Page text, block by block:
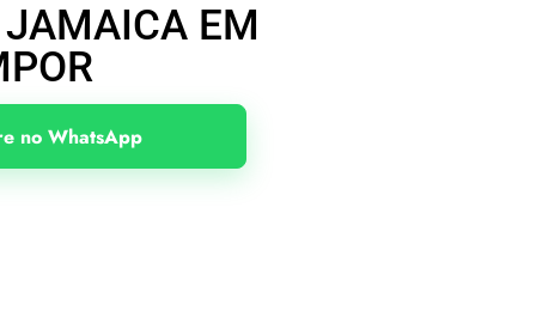
EM
no WhatsApp